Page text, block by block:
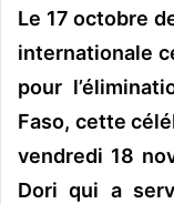
Le 17 octobre
internationale
pour
Faso, cette
vendredi 18
Dori qui a